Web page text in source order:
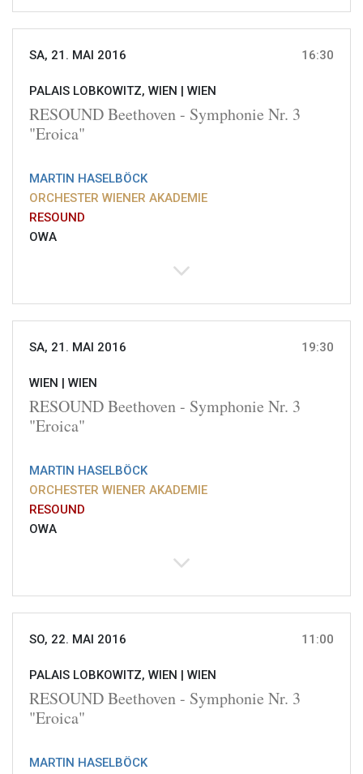
SA, 21. MAI 2016 16:30
PALAIS LOBKOWITZ, WIEN | WIEN
RESOUND Beethoven - Symphonie Nr. 3
"Eroica"
MARTIN HASELBÖCK
ORCHESTER WIENER AKADEMIE
RESOUND
OWA
SA, 21. MAI 2016 19:30
WIEN | WIEN
RESOUND Beethoven - Symphonie Nr. 3
"Eroica"
MARTIN HASELBÖCK
ORCHESTER WIENER AKADEMIE
RESOUND
OWA
SO, 22. MAI 2016 11:00
PALAIS LOBKOWITZ, WIEN | WIEN
RESOUND Beethoven - Symphonie Nr. 3
"Eroica"
MARTIN HASELBÖCK